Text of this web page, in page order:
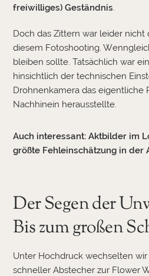
freiwilliges) Geständnis.
Doch das Zittern war leider nicht
diesem Fotoshooting.
bleiben sollte. Tatsächlich war
hinsichtlich der technischen
Drohnenkamera das eigentliche
Nachhinein herausstellte.
Auch interessant:Aktbilder im
größte Fehleinschätzung in der
Der Segen der
Bis zum großen
Unter Hochdruck wechselten
schneller Abstecher zur Flower